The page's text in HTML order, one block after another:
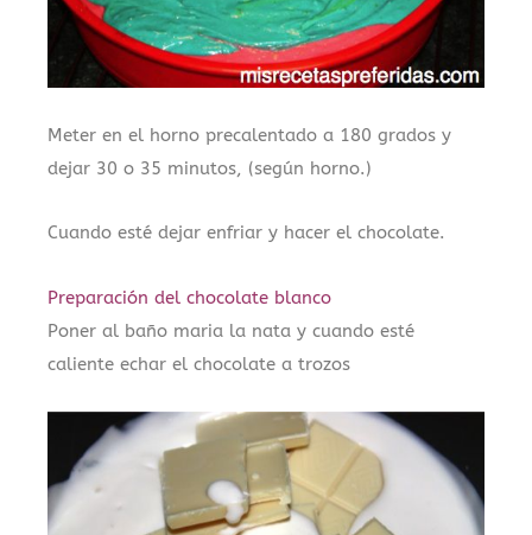
Meter en el horno precalentado a 180 grados y
dejar 30 o 35 minutos, (según horno.)
Cuando esté dejar enfriar y hacer el chocolate.
Preparación del chocolate blanco
Poner al baño maria la nata y cuando esté
caliente echar el chocolate a trozos